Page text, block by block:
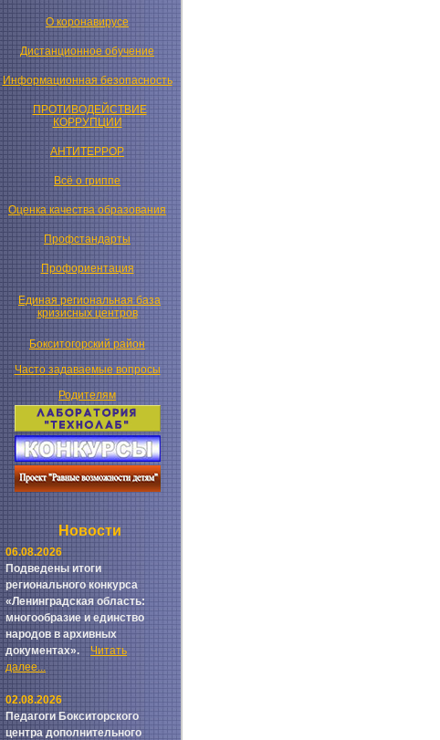
О коронавирусе
Дистанционное обучение
Информационная безопасность
ПРОТИВОДЕЙСТВИЕ
КОРРУПЦИИ
АНТИТЕРРОР
Всё о гриппе
Оценка качества образования
Профстандарты
Профориентация
Единая региональная база
кризисных центров
Бокситогорский район
Часто задаваемые вопросы
Родителям
Новости
06.08.2026
Подведены итоги
регионального конкурса
«Ленинградская область:
многообразие и единство
народов в архивных
документах». Читать
далее...
02.08.2026
Педагоги Бокситорского
центра дополнительного